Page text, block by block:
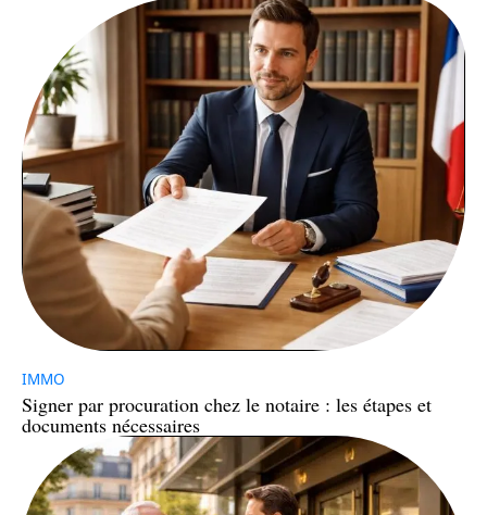
IMMO
Signer par procuration chez le notaire : les étapes et
documents nécessaires